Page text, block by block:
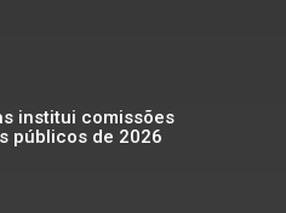
institui comissões
públicos de 2026